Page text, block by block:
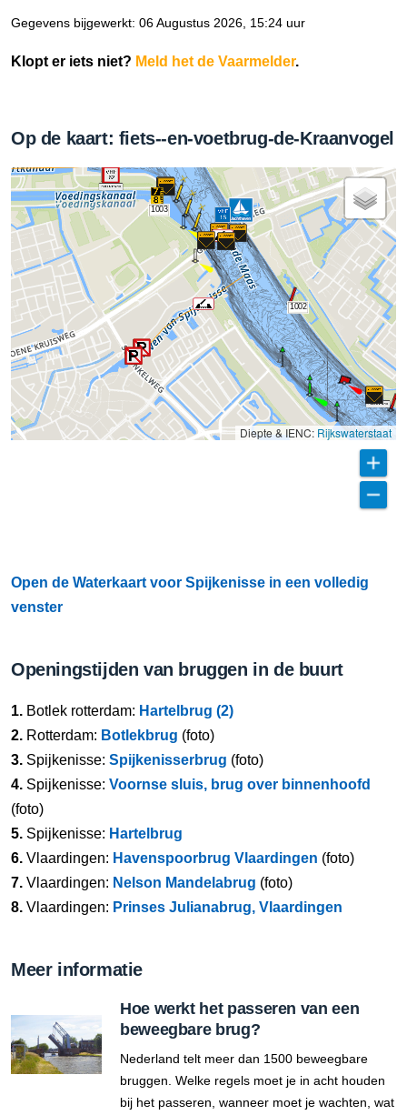
Gegevens bijgewerkt: 06 Augustus 2026, 15:24 uur
Klopt er iets niet? Meld het de Vaarmelder.
Op de kaart: fiets--en-voetbrug-de-Kraanvogel
1003
1002
Diepte & IENC: Rijkswaterstaat
Open de Waterkaart voor Spijkenisse in een volledig
venster
Openingstijden van bruggen in de buurt
1. Botlek rotterdam: Hartelbrug (2)
2. Rotterdam: Botlekbrug (foto)
3. Spijkenisse: Spijkenisserbrug (foto)
4. Spijkenisse: Voornse sluis, brug over binnenhoofd
(foto)
5. Spijkenisse: Hartelbrug
6. Vlaardingen: Havenspoorbrug Vlaardingen (foto)
7. Vlaardingen: Nelson Mandelabrug (foto)
8. Vlaardingen: Prinses Julianabrug, Vlaardingen
Meer informatie
Hoe werkt het passeren van een
beweegbare brug?
Nederland telt meer dan 1500 beweegbare
bruggen. Welke regels moet je in acht houden
bij het passeren, wanneer moet je wachten, wat